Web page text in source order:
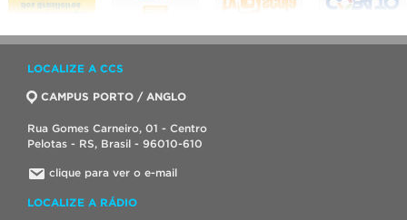
LOCALIZE A CCS
CAMPUS PORTO / ANGLO
Rua Gomes Carneiro, 01 - Centro
Pelotas - RS, Brasil - 96010-610
clique para ver o e-mail
LOCALIZE A RÁDIO